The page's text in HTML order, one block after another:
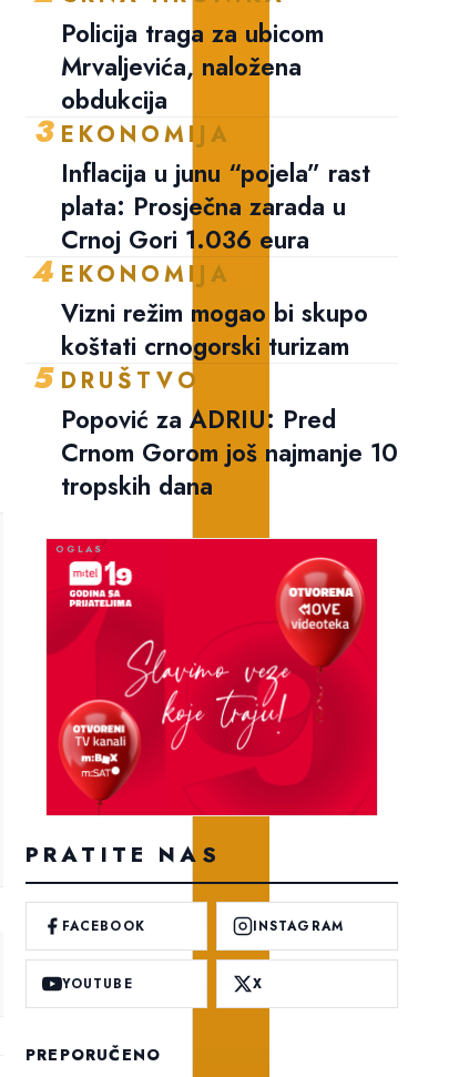
Policija traga za ubicom
Mrvaljevića, naložena
obdukcija
3 EKONOMIJA
Inflacija u junu “pojela” rast
plata: Prosječna zarada u
Crnoj Gori 1.036 eura
4 EKONOMIJA
Vizni režim mogao bi skupo
koštati crnogorski turizam
5 DRUŠTVO
Popović za ADRIU: Pred
Crnom Gorom još najmanje 10
tropskih dana
PRATITE NAS
FACEBOOK INSTAGRAM
YOUTUBE X
PREPORUČENO